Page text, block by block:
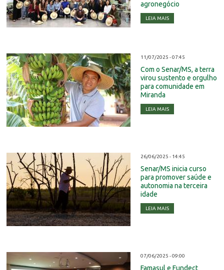
agronegócio
LEIA MAIS
11/07/2025 - 07:45
Com o Senar/MS, a terra
virou sustento e orgulho
para comunidade em
Miranda
LEIA MAIS
26/06/2025 - 14:45
Senar/MS inicia curso
para promover saúde e
autonomia na terceira
idade
LEIA MAIS
07/06/2025 - 09:00
Famasul e Fundect